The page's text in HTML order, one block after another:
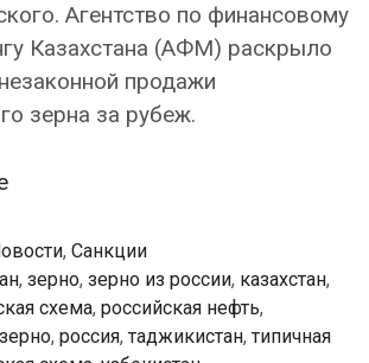
Агентство по финансовому
Казахстана (АФМ) раскрыло
продажи
зерна за рубеж.
Зерно
России
поставляли
в
Узбекистан,
, Санкции
, зерно, зерно из россии, казахстан,
схема, российская нефть,
, россия,таджикистан,типичная